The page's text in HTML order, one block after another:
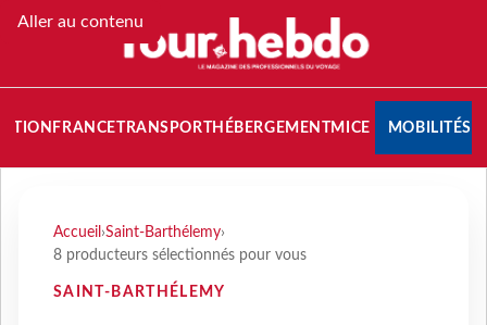
Aller au contenu
FRANCETRANSPORT HÉBERGEMENTMICE MOBILITÉS
Accueil ›Saint-Barthélemy›
8 producteurs sélectionnés pour vous
SAINT-BARTHÉLEMY